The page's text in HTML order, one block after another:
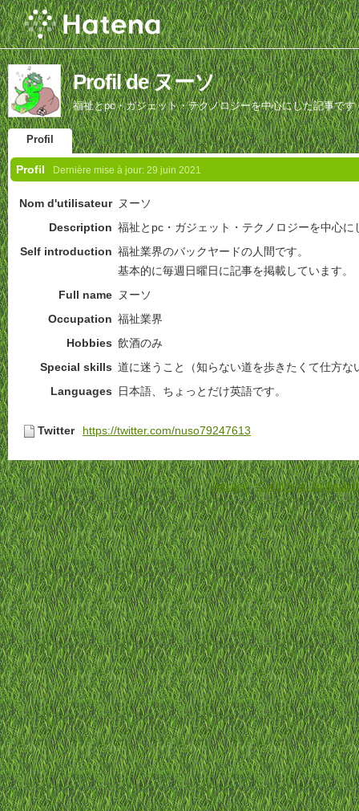
Profil de ヌーソ
福祉とpc・ガジェット・テクノロジーを中心にした記事です
Profil
Profil Dernière mise à jour: 29 juin 2021
Nom d'utilisateur ヌーソ
Description 福祉とpc・ガジェット・テクノロジーを中心に
Self introduction 福祉業界のバックヤードの人間です。
基本的に毎週日曜日に記事を掲載しています。
Full name ヌーソ
Occupation 福祉業界
Hobbies 飲酒のみ
Special skills 道に迷うこと（知らない道を歩きたくて仕方な
Languages
日本語、ちょっとだけ英語です。
Twitter https://twitter.com/nuso79247613
Accueil-Conditions